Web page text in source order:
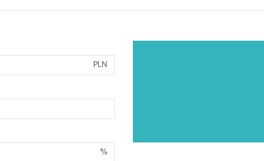
PLN
%